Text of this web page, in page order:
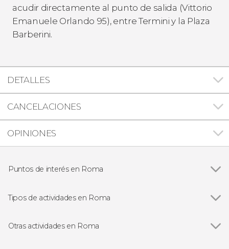
acudir directamente al punto de salida (Vittorio
Emanuele Orlando 95), entre Termini y la Plaza
Barberini.
DETALLES
CANCELACIONES
OPINIONES
Puntos de interés en Roma
Plaza Navona
Fontana de Trevi
Tipos de actividades en Roma
Free tours en Roma
Otras actividades en Roma